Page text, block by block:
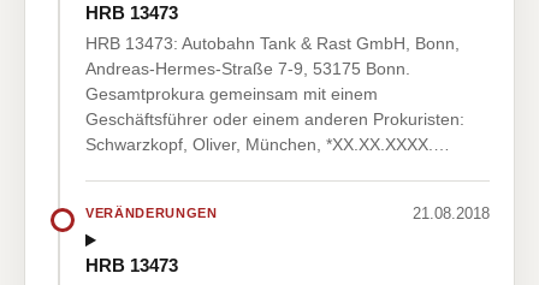
HRB 13473
HRB 13473: Autobahn Tank & Rast GmbH, Bonn,
Andreas-Hermes-Straße 7-9, 53175 Bonn.
Gesamtprokura gemeinsam mit einem
Geschäftsführer oder einem anderen Prokuristen:
Schwarzkopf, Oliver, München, *XX.XX.XXXX.…
VERÄNDERUNGEN 21.08.2018
HRB 13473